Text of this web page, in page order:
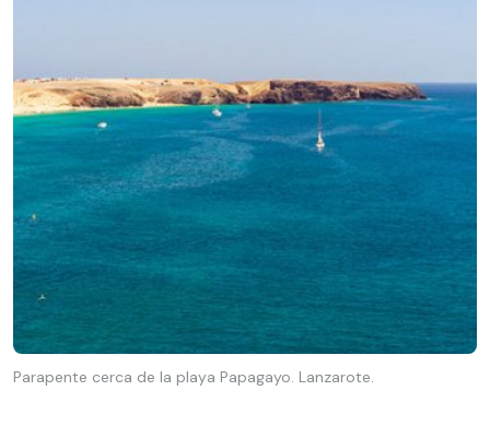
Parapente cerca de la playa Papagayo. Lanzarote.